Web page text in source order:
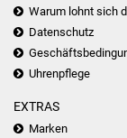
Warum lohnt sich
Datenschutz
Uhrenpflege
EXTRAS
Marken